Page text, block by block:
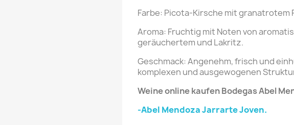
Farbe: Picota-Kirsche mit granatrotem
Aroma: Fruchtig mit Noten von
geräuchertem und Lakritz.
Geschmack: Angenehm, frisch und
komplexen und ausgewogenen
Weine online kaufen Bodegas Abel
-Abel Mendoza Jarrarte Joven.